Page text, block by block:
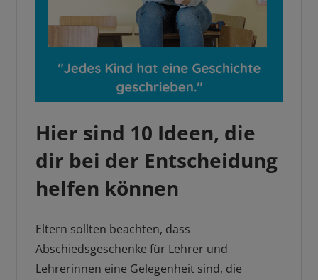
Hier sind 10 Ideen, die
dir bei der Entscheidung
helfen können
Eltern sollten beachten, dass
Abschiedsgeschenke für Lehrer und
Lehrerinnen eine Gelegenheit sind, die